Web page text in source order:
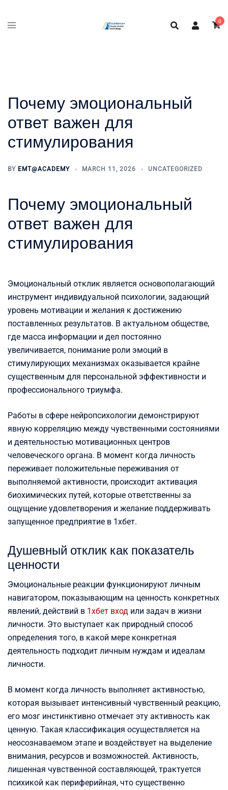
0
Почему эмоциональный
ответ важен для
стимулирования
BY EMT@ACADEMY MARCH 11, 2026 UNCATEGORIZED
Почему эмоциональный
ответ важен для
стимулирования
Эмоциональный отклик является основополагающий
инструмент индивидуальной психологии, задающий
уровень мотивации и желания к достижению
поставленных результатов. В актуальном обществе,
где масса информации и дел постоянно
увеличивается, понимание роли эмоций в
стимулирующих механизмах оказывается крайне
существенным для персональной эффективности и
профессионального триумфа.
Работы в сфере нейропсихологии демонстрируют
явную корреляцию между чувственными состояниями
и деятельностью мотивационных центров
человеческого органа. В момент когда личность
переживает положительные переживания от
выполняемой активности, происходит активация
биохимических путей, которые ответственны за
ощущение удовлетворения и желание поддерживать
запущенное предприятие в 1хбет.
Душевный отклик как показатель
ценности
Эмоциональные реакции функционируют личным
навигатором, показывающим на ценность конкретных
явлений, действий в 1хбет вход или задач в жизни
личности. Это выступает как природный способ
определения того, в какой мере конкретная
деятельность подходит личным нуждам и идеалам
личности.
В момент когда личность выполняет активностью,
которая вызывает интенсивный чувственный реакцию,
его мозг инстинктивно отмечает эту активность как
ценную. Такая классификация осуществляется на
неосознаваемом этапе и воздействует на выделение
внимания, ресурсов и возможностей. Активность,
лишенная чувственной составляющей, трактуется
психикой как периферийная, что существенно